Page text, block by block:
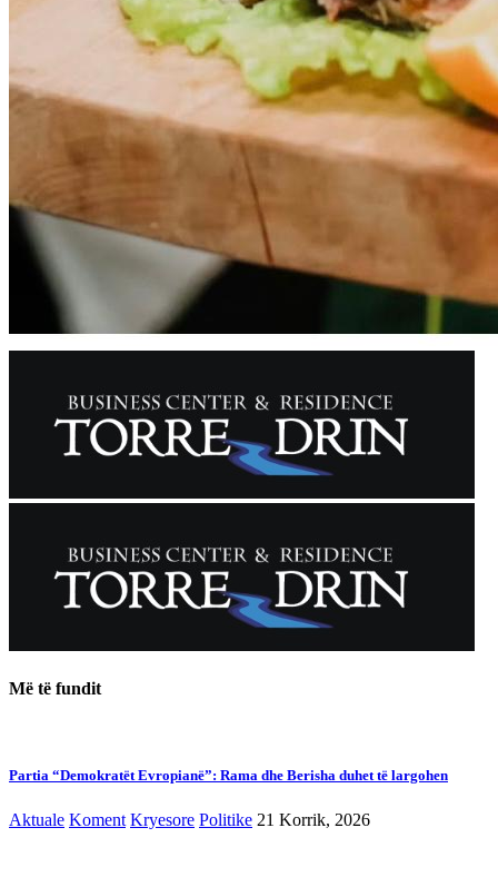
Më të fundit
Partia “Demokratët Evropianë”: Rama dhe Berisha duhet të largohen
Aktuale Koment Kryesore Politike 21 Korrik, 2026